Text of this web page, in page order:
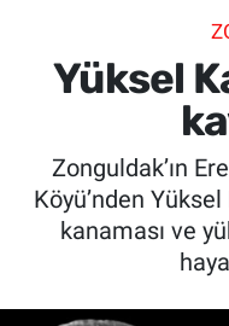
Yüksel
Zonguldak’ın
Köyü’nden
kanaması ve
SAĞLIK